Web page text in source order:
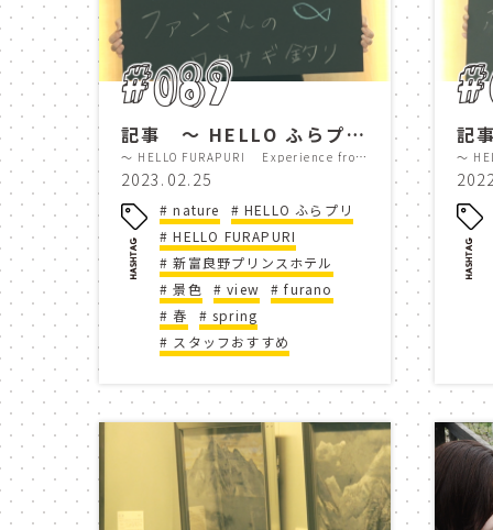
ニングルテラス ルゴロ
レストラン スキー場
スーベニアショップ
shisai no yu pan
furano ski area
le gaulois furano
映像
ニングルテラス
le gaulois furano
#089
記事 ～ HELLO ふらプリ Experience from Shinfuranoprincehotel スタッフのオススメスポットをご紹介！ Vol.6 ～
～ HELLO FURAPURI Experience from Shinfuranoprincehotel Staff recommendations for places to visit ! Vol.6 ～
2023.02.25
nature
HELLO ふらプリ
HELLO FURAPURI
新富良野プリンスホテル
景色
view
furano
春
spring
スタッフおすすめ